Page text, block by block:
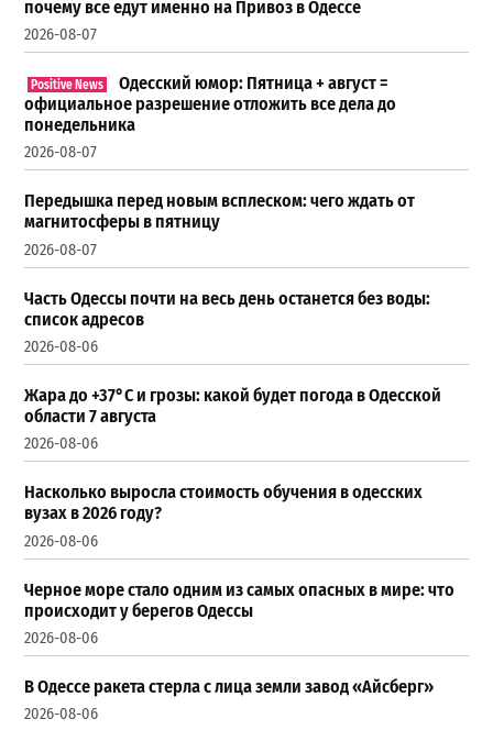
почему все едут именно на Привоз в Одессе
2026-08-07
Одесский юмор: Пятница + август =
официальное разрешение отложить все дела до
понедельника
2026-08-07
Передышка перед новым всплеском: чего ждать от
магнитосферы в пятницу
2026-08-07
Часть Одессы почти на весь день останется без воды:
список адресов
2026-08-06
Жара до +37°С и грозы: какой будет погода в Одесской
области 7 августа
2026-08-06
Насколько выросла стоимость обучения в одесских
вузах в 2026 году?
2026-08-06
Черное море стало одним из самых опасных в мире: что
происходит у берегов Одессы
2026-08-06
В Одессе ракета стерла с лица земли завод «Айсберг»
2026-08-06